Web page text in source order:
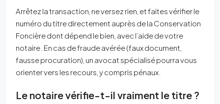
Arrêtez la transaction, ne versez rien, et faites vérifier le
numéro du titre directement auprès de la Conservation
Foncière dont dépend le bien, avec l’aide de votre
notaire. En cas de fraude avérée (faux document,
fausse procuration), un avocat spécialisé pourra vous
orienter vers les recours, y compris pénaux.
Le notaire vérifie-t-il vraiment le titre ?